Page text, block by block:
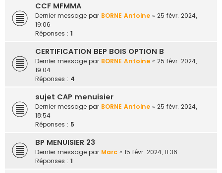
CCF MFMMA
Dernier message par BORNE Antoine « 25 févr. 2024,
19:06
Réponses : 1
CERTIFICATION BEP BOIS OPTION B
Dernier message par BORNE Antoine « 25 févr. 2024,
19:04
Réponses : 4
sujet CAP menuisier
Dernier message par BORNE Antoine « 25 févr. 2024,
18:54
Réponses : 5
BP MENUISIER 23
Dernier message par Marc « 15 févr. 2024, 11:36
Réponses : 1